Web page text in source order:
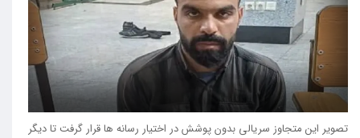
تصویر این متجاوز سریالی بدون پوشش در اختیار رسانه ها قرار گرفت تا دیگر